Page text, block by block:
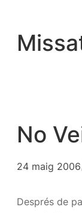
contingut
No
24 maig 2006
Després de